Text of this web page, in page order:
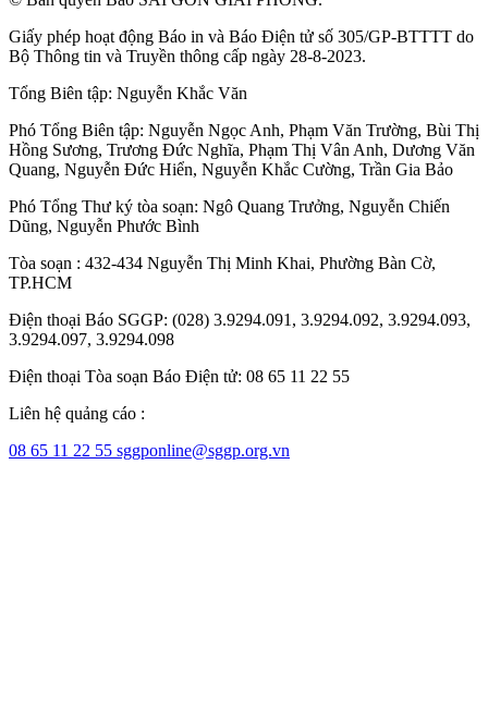
Giấy phép hoạt động Báo in và Báo Điện tử số 305/GP-BTTTT do
Bộ Thông tin và Truyền thông cấp ngày 28-8-2023.
Tổng Biên tập: Nguyễn Khắc Văn
Phó Tổng Biên tập: Nguyễn Ngọc Anh, Phạm Văn Trường, Bùi Thị
Hồng Sương, Trương Đức Nghĩa, Phạm Thị Vân Anh, Dương Văn
Quang, Nguyễn Đức Hiển, Nguyễn Khắc Cường, Trần Gia Bảo
Phó Tổng Thư ký tòa soạn: Ngô Quang Trưởng, Nguyễn Chiến
Dũng, Nguyễn Phước Bình
Tòa soạn : 432-434 Nguyễn Thị Minh Khai, Phường Bàn Cờ,
TP.HCM
Điện thoại Báo SGGP: (028) 3.9294.091, 3.9294.092, 3.9294.093,
3.9294.097, 3.9294.098
Điện thoại Tòa soạn Báo Điện tử: 08 65 11 22 55
Liên hệ quảng cáo :
08 65 11 22 55 sggponline@sggp.org.vn